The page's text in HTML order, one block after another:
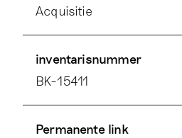
Acquisitie
inventarisnummer
BK-15411
Permanente link